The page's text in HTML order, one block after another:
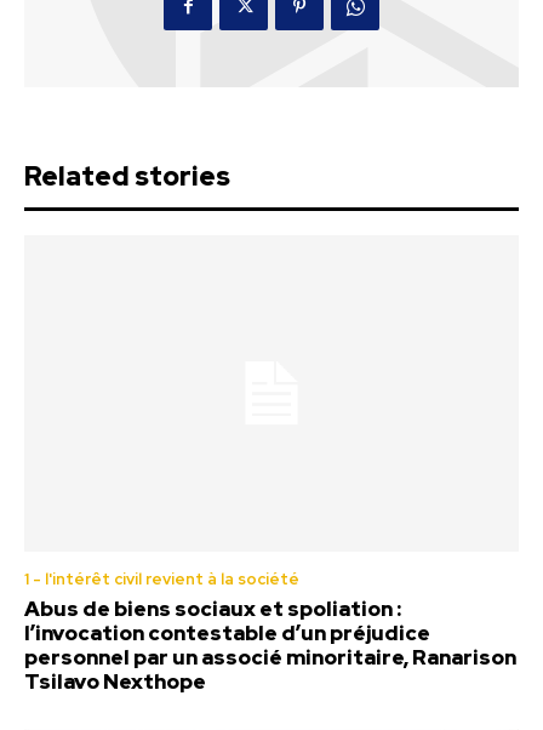
Related stories
1 - l'intérêt civil revient à la société
Abus de biens sociaux et spoliation :
l’invocation contestable d’un préjudice
personnel par un associé minoritaire, Ranarison
Tsilavo Nexthope